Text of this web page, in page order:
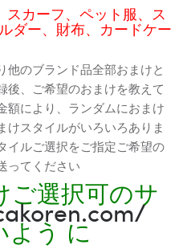
カーフ、ペット服、ス
ダー、財布、カードケー
他のブランド品全部おまけと
後、ご希望のおまけを教えて
額により、ランダムにおまけ
けスタイルがいろいろありま
イルご選択をご指定ご希望の
ってください
ご選択可のサ
よう に